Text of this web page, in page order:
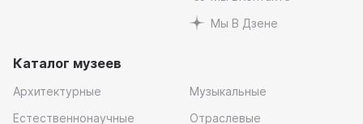
Мы В Дзене
Каталог музеев
Архитектурные
Естественнонаучные
Музыкальные
Отраслевые